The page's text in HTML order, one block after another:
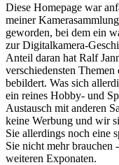
Diese Homepage war
meiner
geworden, bei dem ein
zur Digitalkamera-
Anteil daran hat Ralf
verschiedensten
bebildert. Was sich
ein reines Hobby- und
Austausch mit anderen
keine Werbung und wir
Sie allerdings noch eine
Sie nicht mehr brauchen
weiteren Exponaten.